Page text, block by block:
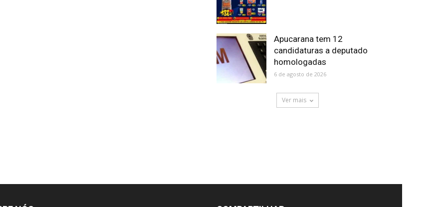
Apucarana tem 12
candidaturas a deputado
homologadas
6 de agosto de 2026
Ver mais